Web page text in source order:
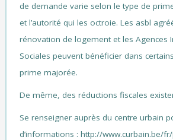
de demande varie selon le type de
et l’autorité qui les octroie. Les asbl
rénovation de logement et les Agences
Sociales peuvent bénéficier dans
prime majorée.
De même, des réductions fiscales
Se renseigner auprès du centre urbain
d’informations :http://www.curbain.be/